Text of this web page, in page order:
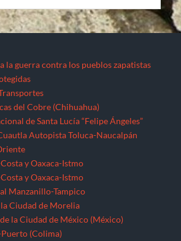
la guerra contra los pueblos zapatistas
del Cobre (Chihuahua)
de Santa Lucía “Felipe Ángeles”
Autopista Toluca-Naucalpán
y Oaxaca-Istmo
y Oaxaca-Istmo
Manzanillo-Tampico
Ciudad de Morelia
la Ciudad de México (México)
(Colima)